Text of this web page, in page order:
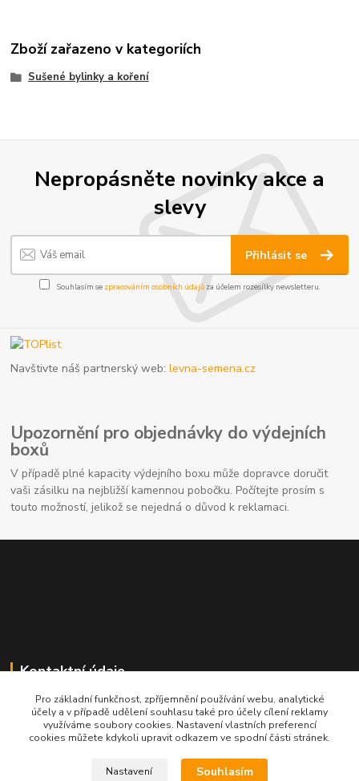
Zboží zařazeno v kategoriích
Sušené bylinky a koření
Nepropásněte novinky akce a
slevy
Přihlásit se
Souhlasím se zpracováním osobních údajůza účelem rozesílky newsletteru.
Navštivte náš partnerský web:levna-semena.cz
Upozornění pro objednávky do výdejních
boxů
V případě plné kapacity výdejního boxu může dopravce doručit
vaši zásilku na nejbližší kamennou pobočku. Počítejte prosím s
touto možností, jelikož se nejedná o důvod k reklamaci.
Kontaktní údaje
704691325
info@rostliny-prozdravi.cz
Pro základní funkčnost, zpříjemnění používání webu, analytické
účely a v případě udělení souhlasu také pro účely cílení reklamy
využíváme soubory cookies. Nastavení vlastních preferencí
cookies můžete kdykoli upravit odkazem ve spodní části stránek.
Nastavení Souhlasím